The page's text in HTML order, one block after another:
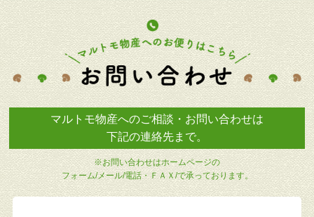
マルトモ物産へのご相談・お問い合わせは
下記の連絡先まで。
※お問い合わせはホームページの
フォーム/メール/電話・ＦＡＸ/で承っております。